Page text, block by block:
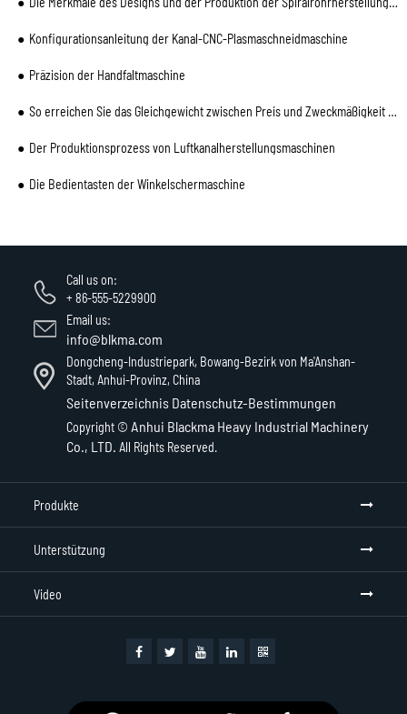
Konfigurationsanleitung der Kanal-CNC-Plasmaschneidmaschine
Präzision der Handfaltmaschine
So erreichen Sie das Gleichgewicht zwischen Preis und Zweckmäßigkeit bei der Produktion automatische
Der Produktionsprozess von Luftkanalherstellungsmaschinen
Die Bedientasten der Winkelschermaschine
Call us on:
+ 86-555-5229900
Email us:
info@blkma.com
Dongcheng-Industriepark, Bowang-Bezirk von Ma'Anshan-
Stadt, Anhui-Provinz, China
Seitenverzeichnis Datenschutz-Bestimmungen
Copyright © Anhui Blackma Heavy Industrial Machinery
Co., LTD. All Rights Reserved.
Produkte
Unterstützung
Video